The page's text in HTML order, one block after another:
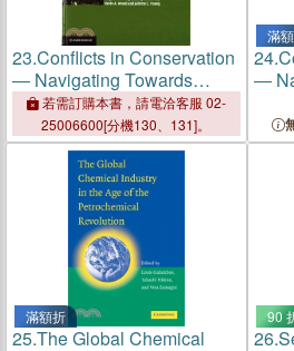
23.Conflicts in Conservation
― Navigating Towards
Solutions
若需訂購本書，請電洽客服 02-
25006600[分機130、131]。
滿
24.
―
滿額折
25.The Global Chemical
90
26.